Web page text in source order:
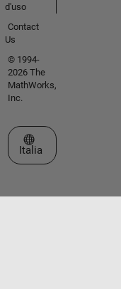
d'uso
Contact
Us
© 1994-
2026 The
MathWorks,
Inc.
Seleziona un sito web
Italia